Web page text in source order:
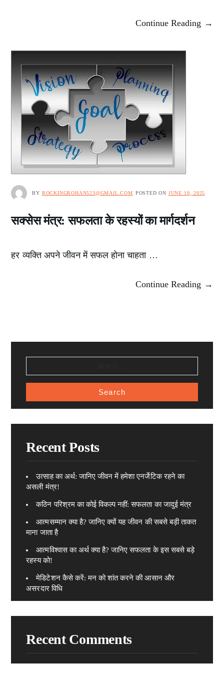
Continue Reading →
BY ROCKINGROHAN523@GMAIL.COM POSTED ON JUNE 10, 2025
सक्सेस मंत्र: सफलता के रहस्यों का मार्गदर्शन
हर व्यक्ति अपने जीवन में सफल होना चाहता …
Continue Reading →
FOR:
Recent Posts
उत्साह का अर्थ: जानिए जीवन में हमेशा एनर्जेटिक रहने का
असली मंत्र!
कठिन परिश्रम का कोई विकल्प नहीं: सफलता का जादुई मंत्र
आत्मसम्मान क्या है? जानिए क्यों यह जीवन की सबसे बड़ी ताकत
माना जाता है
आत्मविश्वास का अर्थ क्या है? जानिए सफलता के इस सबसे बड़े
रहस्य को!
मेडिटेशन कैसे करें: मन को शांत करने की आसान और
असरदार विधि
Recent Comments